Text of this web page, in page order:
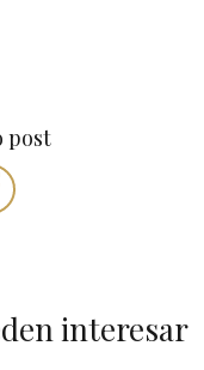
post
interesar